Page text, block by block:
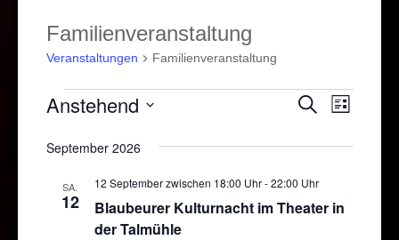
Familienveranstaltung
Veranstaltungen Familienveranstaltung
Veranstaltungen
Ansichten,
Suche
Liste
Anstehend
wählen.
September 2026
SA.
12
Blaubeurer Kulturnacht im Theater in
der Talmühle
12 September zwischen 18:00 Uhr-22:00 Uhr